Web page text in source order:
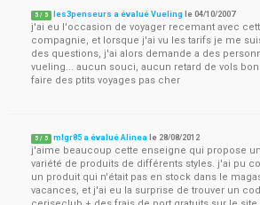
5 / 5 les3penseurs a évalué Vueling le04/10/2007
j'ai eu l'occasion de voyager recemant avec
compagnie, et lorsque j'ai vu les tarifs je me
des questions, j'ai alors demande a des
vueling... aucun souci, aucun retard de vols
faire des ptits voyages pas cher
5 / 5 mlgr85 a évalué Alinea le 28/08/2012
j'aime beaucoup cette enseigne qui propose
variété de produits de différents styles. j'ai pu
un produit qui n'était pas en stock dans le
vacances, et j'ai eu la surprise de trouver un